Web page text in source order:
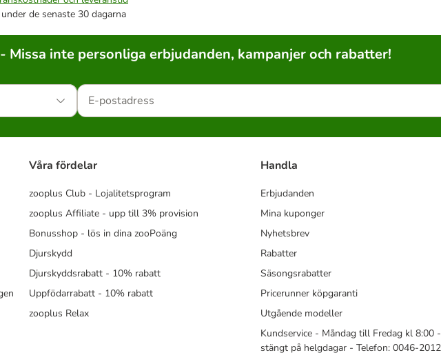
de senaste 30 dagarna
Missa inte personliga erbjudanden, kampanjer och rabatter!
Våra fördelar
zooplus Club - Lojalitetsprogram
zooplus Affiliate - upp till 3% provision
Bonusshop - lös in dina zooPoäng
Djurskydd
Djurskyddsrabatt - 10% rabatt
Uppfödarrabatt - 10% rabatt
zooplus Relax
Handla
Erbjudanden
Mina kuponger
Nyhetsbrev
Rabatter
Säsongsrabatter
Pricerunner köpgaranti
Utgående modeller
Kundservice - Måndag till Fredag kl 8:00
stängt på helgdagar - Telefon: 0046-